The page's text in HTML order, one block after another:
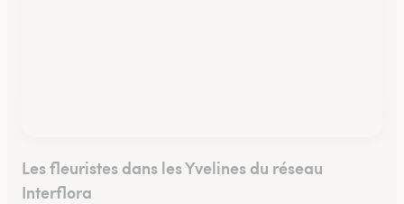
Les fleuristes dans les Yvelines du réseau
Interflora